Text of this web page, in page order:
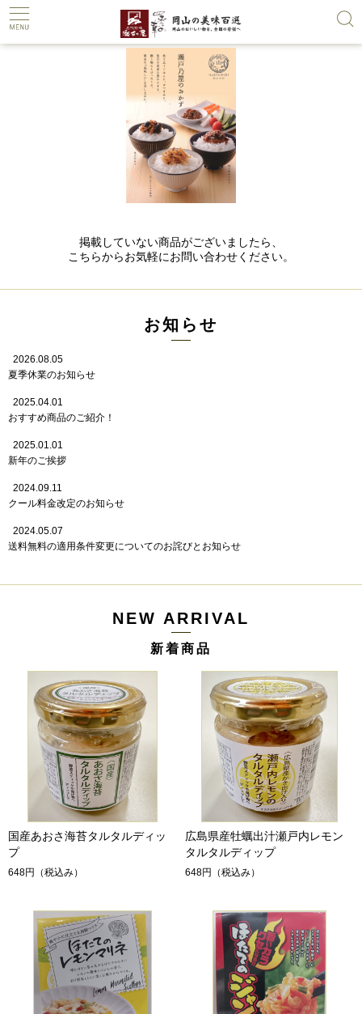
掲載していない商品がございましたら、
こちらからお気軽にお問い合わせください。
お知らせ
2026.08.05
夏季休業のお知らせ
2025.04.01
おすすめ商品のご紹介！
2025.01.01
新年のご挨拶
2024.09.11
クール料金改定のお知らせ
2024.05.07
送料無料の適用条件変更についてのお詫びとお知らせ
NEW ARRIVAL
新着商品
国産あおさ海苔タルタルディッ
プ
648円 （税込み）
広島県産牡蠣出汁瀬戸内レモン
タルタルディップ
648円 （税込み）